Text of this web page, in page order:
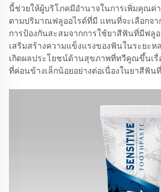
นี้ช่วยให้ผู้บริโภคมีอำนาจในการเพิ่มคุณค่
ตามปริมาณฟลูออไรด์ที่มี แทนที่จะเลือกจา
การป้องกันสะสมจากการใช้ยาสีฟันที่มีฟลู
เสริมสร้างความแข็งแรงของฟันในระยะห
เกิดผลประโยชน์ด้านสุขภาพที่ทวีคูณขึ้นเรื่
ที่ค่อนข้างเล็กน้อยอย่างต่อเนื่องในยาสีฟัน